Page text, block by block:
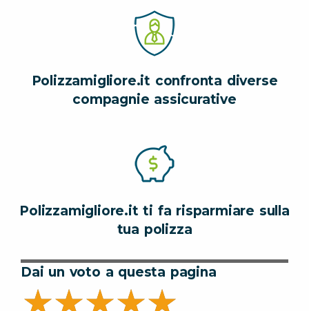
Polizzamigliore.it confronta diverse
compagnie assicurative
Polizzamigliore.it ti fa risparmiare sulla
tua polizza
Dai un voto a questa pagina